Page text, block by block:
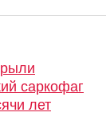
саркофаг
лет